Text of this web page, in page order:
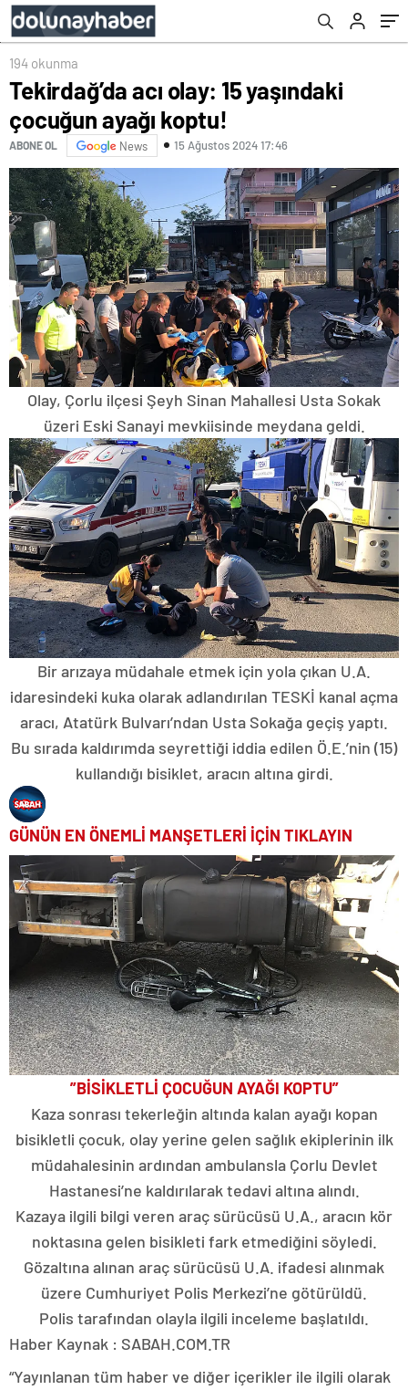
194 okunma
Tekirdağ’da acı olay: 15 yaşındaki
çocuğun ayağı koptu!
ABONE OL News 15 Ağustos 2024 17:46
Olay, Çorlu ilçesi Şeyh Sinan Mahallesi Usta Sokak
üzeri Eski Sanayi mevkiisinde meydana geldi.
Bir arızaya müdahale etmek için yola çıkan U.A.
idaresindeki kuka olarak adlandırılan TESKİ kanal açma
aracı, Atatürk Bulvarı’ndan Usta Sokağa geçiş yaptı.
Bu sırada kaldırımda seyrettiği iddia edilen Ö.E.’nin (15)
kullandığı bisiklet, aracın altına girdi.
GÜNÜN EN ÖNEMLİ MANŞETLERİ İÇİN TIKLAYIN
”BİSİKLETLİ ÇOCUĞUN AYAĞI KOPTU”
Kaza sonrası tekerleğin altında kalan ayağı kopan
bisikletli çocuk, olay yerine gelen sağlık ekiplerinin ilk
müdahalesinin ardından ambulansla Çorlu Devlet
Hastanesi’ne kaldırılarak tedavi altına alındı.
Kazaya ilgili bilgi veren araç sürücüsü U.A., aracın kör
noktasına gelen bisikleti fark etmediğini söyledi.
Gözaltına alınan araç sürücüsü U.A. ifadesi alınmak
üzere Cumhuriyet Polis Merkezi’ne götürüldü.
Polis tarafından olayla ilgili inceleme başlatıldı.
Haber Kaynak : SABAH.COM.TR
“Yayınlanan tüm haber ve diğer içerikler ile ilgili olarak